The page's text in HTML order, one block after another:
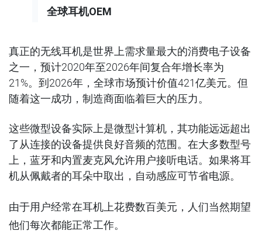
全球耳机OEM
真正的无线耳机是世界上需求量最大的消费电子设备
之一，预计2020年至2026年间复合年增长率为
21%。到2026年，全球市场预计价值421亿美元。但
随着这一成功，制造商面临着巨大的压力。
这些微型设备实际上是微型计算机，其功能远远超出
了从连接的设备提供良好音频的范围。在大多数型号
上，蓝牙和内置麦克风允许用户接听电话。如果将耳
机从佩戴者的耳朵中取出，自动感应可节省电源。
由于用户经常在耳机上花费数百美元，人们当然期望
他们每次都能正常工作。